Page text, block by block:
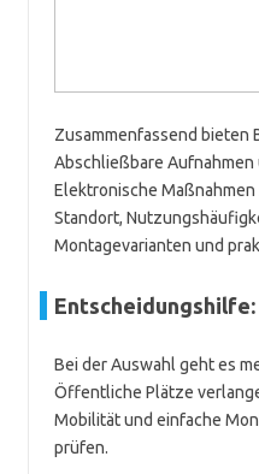
Zusammenfassend bieten
Abschließbare
Elektronische
Standort,
Montagevarianten und
Bei der Auswahl geht es
Öffentliche Plätze
Mobilität und einfache
prüfen.